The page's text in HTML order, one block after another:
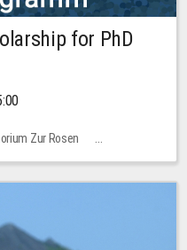
for PhD
Zur Rosen